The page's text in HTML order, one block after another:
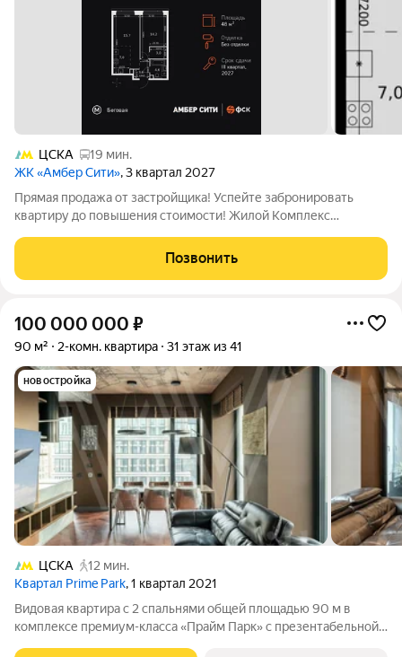
ЦСКА
19 мин.
ЖК «Амбер Сити», 3 квартал 2027
Прямая продажа от застройщика! Успейте забронировать
квартиру до повышения стоимости! Жилой Комплекс
площадью 48.1 кв.м. на 39-м этаже 46 этажного здания. Без
отделки. - Мастер-зона с
Позвонить
100 000 000 ₽
90 м² 2-комн. квартира 31 этаж из 41
новостройка
ЦСКА
12 мин.
Квартал Prime Park, 1 квартал 2021
Видовая квартира с 2 спальнями общей площадью 90 м в
комплексе премиум-класса «Прайм Парк» с презентабельной